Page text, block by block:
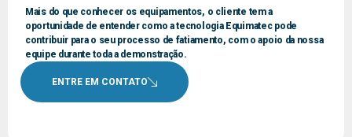
Mais do que conhecer os equipamentos, o cliente tem a
oportunidade de entender como a tecnologia Equimatec pode
contribuir para o seu processo de fatiamento, com o apoio da nossa
equipe durante toda a demonstração.
ENTRE EM CONTATO